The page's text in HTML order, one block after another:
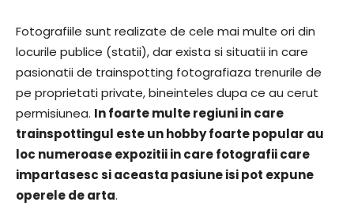
Fotografiile sunt realizate de cele mai multe ori din
locurile publice (statii), dar exista si situatii in care
pasionatii de trainspotting fotografiaza trenurile de
pe proprietati private, bineinteles dupa ce au cerut
permisiunea. In foarte multe regiuni in care
trainspottingul este un hobby foarte popular au
loc numeroase expozitii in care fotografii care
impartasesc si aceasta pasiune isi pot expune
operele de arta.